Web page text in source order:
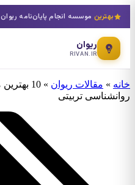
بهترین موسسه انجام پایان‌نامه ریوان
ریوان
RIVAN.IR
خانه » مقالات ریوان »
10
روانشناسی تربیتی